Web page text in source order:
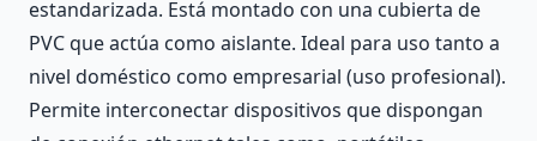
estandarizada. Está montado con una cubierta de
PVC que actúa como aislante. Ideal para uso tanto a
nivel doméstico como empresarial (uso profesional).
Permite interconectar dispositivos que dispongan